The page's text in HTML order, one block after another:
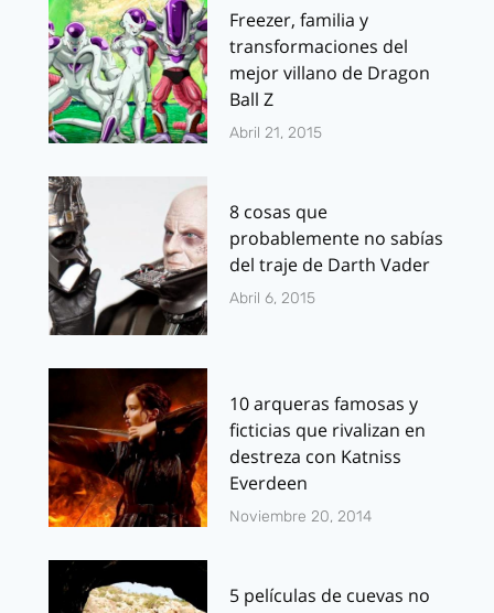
Freezer, familia y
transformaciones del
mejor villano de Dragon
Ball Z
Abril 21, 2015
8 cosas que
probablemente no sabías
del traje de Darth Vader
Abril 6, 2015
10 arqueras famosas y
ficticias que rivalizan en
destreza con Katniss
Everdeen
Noviembre 20, 2014
5 películas de cuevas no